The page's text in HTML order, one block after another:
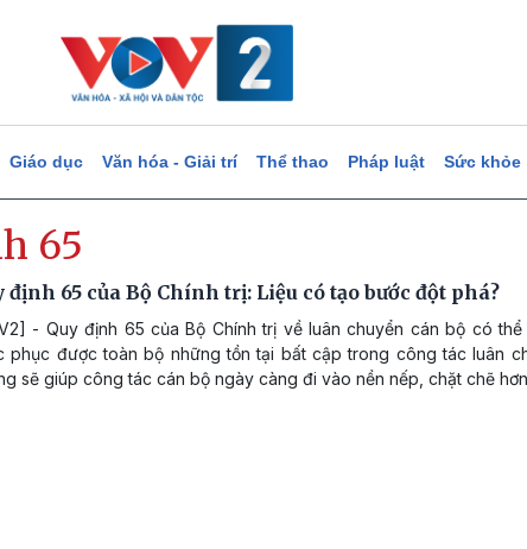
Giáo dục Văn hóa - Giải trí Thể thao Pháp luật Sức khỏe
65
định 65 của Bộ Chính trị: Liệu có tạo bước đột phá?
- Quy định 65 của Bộ Chính trị về luân chuyển cán bộ có thể
phục được toàn bộ những tồn tại bất cập trong công tác luân
sẽ giúp công tác cán bộ ngày càng đi vào nền nếp, chặt chẽ